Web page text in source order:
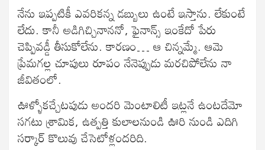
నేను ఇప్పటికీ ఎవరికన్న డబ్బులు ఉంటే ఇస్తాను. లేకుంటే
లేదు. కానీ అడిగిచ్చినాననో, ఫైనాన్స్ ఇంకేదో పేరు
చెప్పివడ్డీ తీసుకోలేను. కారణం… ఆ చిన్నమ్మే. ఆమె
ప్రేమగల్ల చూపులు రూపం నేనెప్పుడు మరచిపోలేను నా
జీవితంలో.
ఊళ్ళోకచ్చేటపుడు అందరి మెంటాలిటీ ఇట్లనే ఉంటదేమో
సగటు శ్రామిక, ఉత్పత్తి కులాలనుండి ఊరి నుండి ఎదిగి
సర్కార్ కొలువు చేసెటోళ్లందరిది.